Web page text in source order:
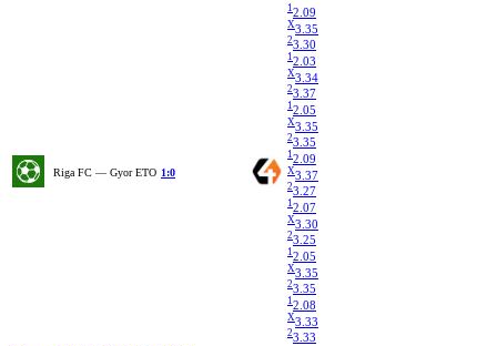
Riga FC — Gyor ETO 1:0
12.09
X3.35
23.30
12.03
X3.34
23.37
12.05
X3.35
23.35
12.09
X3.37
23.27
12.07
X3.30
23.25
12.05
X3.35
23.35
12.08
X3.33
23.33